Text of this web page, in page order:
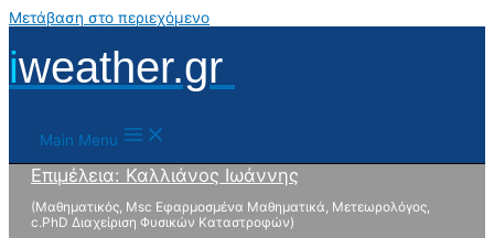
Μετάβαση στο περιεχόμενο
iweather.gr
Main Menu
Επιμέλεια: Καλλιάνος Ιωάννης
(Μαθηματικός, Msc Εφαρμοσμένα Μαθηματικά, Μετεωρολόγος,
c.PhD Διαχείριση Φυσικών Καταστροφών)